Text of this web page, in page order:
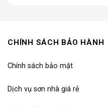
CHÍNH SÁCH BẢO HÀNH
Chính sách bảo mật
Dịch vụ sơn nhà giá rẻ